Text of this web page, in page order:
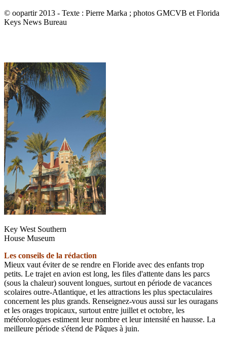
© oopartir 2013 - Texte : Pierre Marka ; photos GMCVB et Florida
Keys News Bureau
Key West Southern
House Museum
Les conseils de la rédaction
Mieux vaut éviter de se rendre en Floride avec des enfants trop
petits. Le trajet en avion est long, les files d'attente dans les parcs
(sous la chaleur) souvent longues, surtout en période de vacances
scolaires outre-Atlantique, et les attractions les plus spectaculaires
concernent les plus grands. Renseignez-vous aussi sur les ouragans
et les orages tropicaux, surtout entre juillet et octobre, les
météorologues estiment leur nombre et leur intensité en hausse. La
meilleure période s'étend de Pâques à juin.